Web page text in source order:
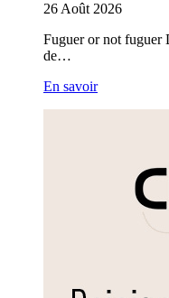
26Août 2026
Fuguer or not fuguer
de…
En savoir